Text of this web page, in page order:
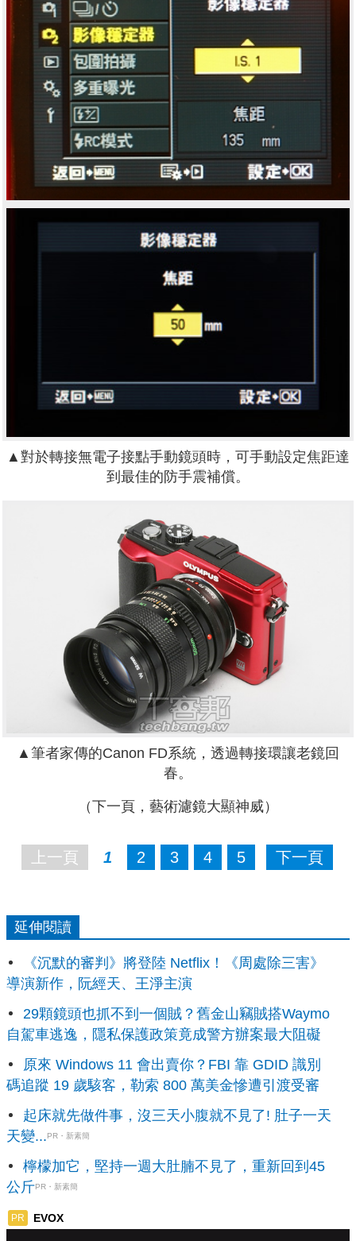
▲對於轉接無電子接點手動鏡頭時，可手動設定焦距達
到最佳的防手震補償。
▲筆者家傳的Canon FD系統，透過轉接環讓老鏡回
春。
（下一頁，藝術濾鏡大顯神威）
上一頁 1 2 3 4 5 下一頁
延伸閱讀
《沉默的審判》將登陸 Netflix！《周處除三害》
導演新作，阮經天、王淨主演
29顆鏡頭也抓不到一個賊？舊金山竊賊搭Waymo
自駕車逃逸，隱私保護政策竟成警方辦案最大阻礙
原來 Windows 11 會出賣你？FBI 靠 GDID 識別
碼追蹤 19 歲駭客，勒索 800 萬美金慘遭引渡受審
起床就先做件事，沒三天小腹就不見了! 肚子一天
天變... PR・新素簡
檸檬加它，堅持一週大肚腩不見了，重新回到45
公斤PR・新素簡
PR EVOX